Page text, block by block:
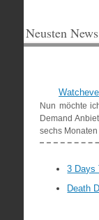
Neusten News
Nun möchte
Demand
sechs
3 Days
Death